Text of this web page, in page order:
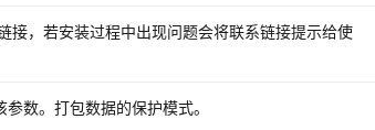
接，若安装过程中出现问题会将联系链接提示给使
数。打包数据的保护模式。